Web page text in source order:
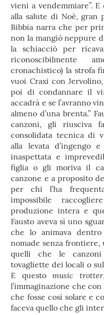
vieni a vendemmiare”.
alla salute di Noè,
Bibbia narra che per
non la mangiò neppure
la schiacciò per
riconoscibilmente
cronachistico) la strofa
vuoi Craxi con
poi di condannare il
accadrà e se l’avranno
almeno d’una brenta.”
canzoni, gli riusciva
consolidata tecnica di
alla levata d’ingengo
inaspettata e
figlia o gli moriva il
canzone e a proposito
per chi l’ha
impossibile
produzione intera e
Fausto aveva sì uno
che lo animava
nomade senza frontiere,
quelli che le
tovagliette dei locali o
E questomusic trotter
l’immaginazione che
che fosse così solare e
faceva quello che gli